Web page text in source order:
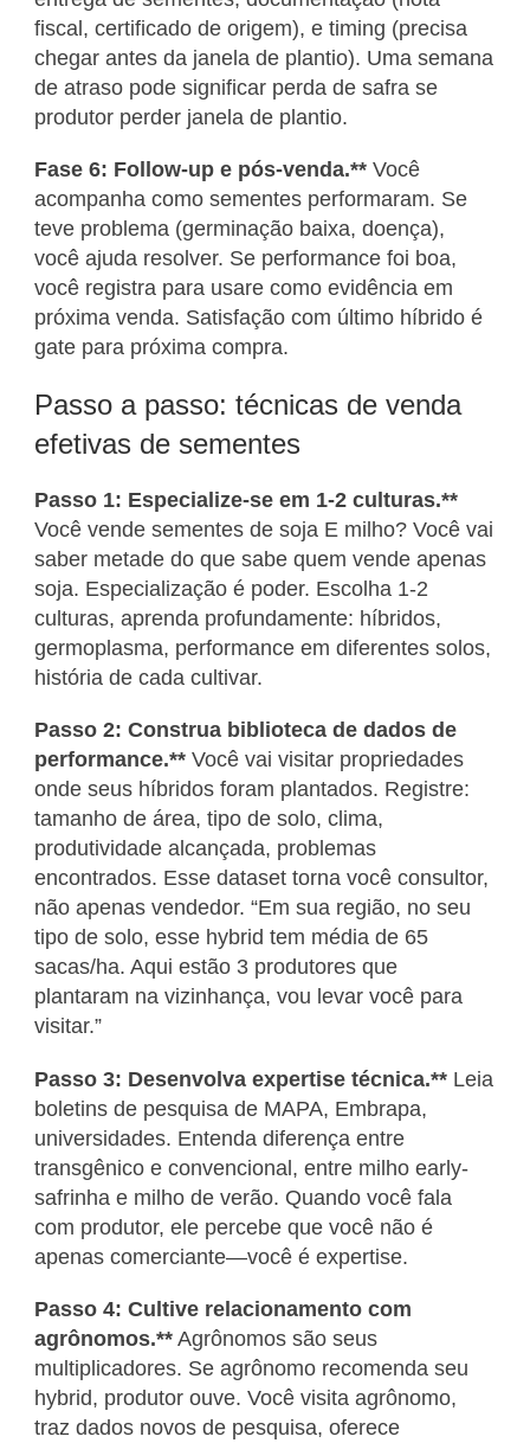
fiscal, certificado de origem), e timing (precisa
chegar antes da janela de plantio). Uma semana
de atraso pode significar perda de safra se
produtor perder janela de plantio.
Fase 6: Follow-up e pós-venda.** Você
acompanha como sementes performaram. Se
teve problema (germinação baixa, doença),
você ajuda resolver. Se performance foi boa,
você registra para usare como evidência em
próxima venda. Satisfação com último híbrido é
gate para próxima compra.
Passo a passo: técnicas de venda
efetivas de sementes
Passo 1: Especialize-se em 1-2 culturas.**
Você vende sementes de soja E milho? Você vai
saber metade do que sabe quem vende apenas
soja. Especialização é poder. Escolha 1-2
culturas, aprenda profundamente: híbridos,
germoplasma, performance em diferentes solos,
história de cada cultivar.
Passo 2: Construa biblioteca de dados de
performance.** Você vai visitar propriedades
onde seus híbridos foram plantados. Registre:
tamanho de área, tipo de solo, clima,
produtividade alcançada, problemas
encontrados. Esse dataset torna você consultor,
não apenas vendedor. “Em sua região, no seu
tipo de solo, esse hybrid tem média de 65
sacas/ha. Aqui estão 3 produtores que
plantaram na vizinhança, vou levar você para
visitar.”
Passo 3: Desenvolva expertise técnica.** Leia
boletins de pesquisa de MAPA, Embrapa,
universidades. Entenda diferença entre
transgênico e convencional, entre milho early-
safrinha e milho de verão. Quando você fala
com produtor, ele percebe que você não é
apenas comerciante—você é expertise.
Passo 4: Cultive relacionamento com
agrônomos.** Agrônomos são seus
multiplicadores. Se agrônomo recomenda seu
hybrid, produtor ouve. Você visita agrônomo,
traz dados novos de pesquisa, oferece